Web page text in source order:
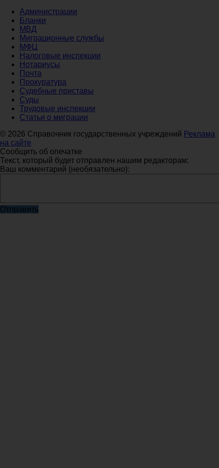
Администрации
Бланки
МВД
Миграционные службы
МФЦ
Налоговые инспекции
Нотариусы
Почта
Прокуратура
Судебные приставы
Суды
Трудовые инспекции
Статьи о миграции
© 2026 Справочник государственных учреждений Реклама
на сайте
Сообщить об опечатке
Текст, который будет отправлен нашим редакторам:
Ваш комментарий (необязательно):
Отправить